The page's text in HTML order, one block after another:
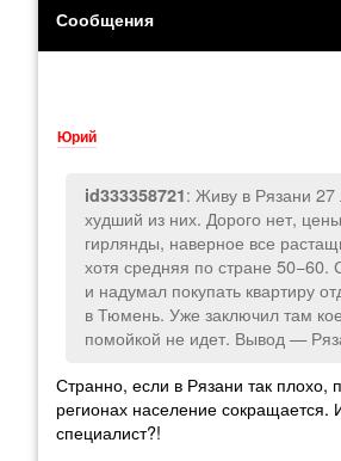
Сообщения
Юрий
id333358721: Живу в Рязани 27
худший из них. Дорого нет,
гирлянды, наверное все
хотя средняя по стране 50−60.
и надумал покупать квартиру
в Тюмень. Уже заключил там
помойкой не идет. Вывод —
Странно, если в Рязани так плохо,
регионах население
специалист?!